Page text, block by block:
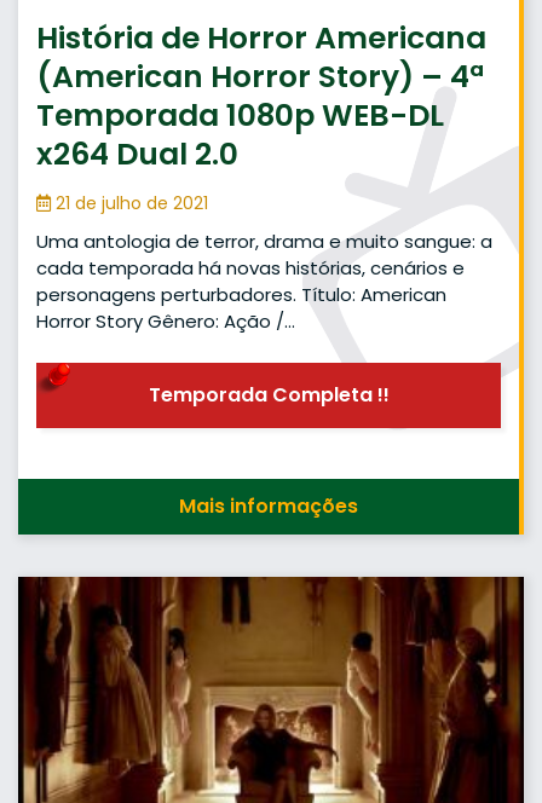
História de Horror Americana
(American Horror Story) – 4ª
Temporada 1080p WEB-DL
x264 Dual 2.0
21 de julho de 2021
Uma antologia de terror, drama e muito sangue: a
cada temporada há novas histórias, cenários e
personagens perturbadores. Título: American
Horror Story Gênero: Ação /…
Temporada Completa !!
Mais informações